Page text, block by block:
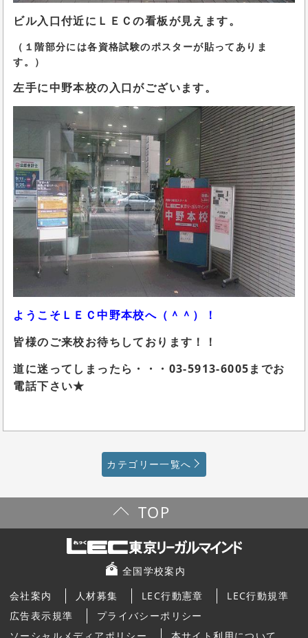
ビル入口付近にＬＥＣの看板が見えます。
（１階部分には各資格試験のポスターが貼ってありま
す。）
左手に中野本校の入口がございます。
ようこそＬＥＣ中野本校へ（＾＾）！
皆様のご来校お待ちしております！！
道に迷ってしまったら・・・03-5913-6005までお
電話下さい★
カテゴリー一覧へ
TOP
全国学校案内
会社案内
人材募集 LEC行動憲章
LEC行動規準
広告表示規準
プライバシーポリシー